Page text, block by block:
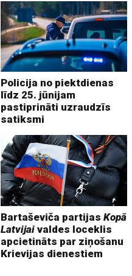
Policija no piektdienas
līdz 25. jūnijam
pastiprināti uzraudzīs
satiksmi
Bartaševiča partijasKopā
Latvijai valdes loceklis
apcietināts par ziņošanu
Krievijas dienestiem